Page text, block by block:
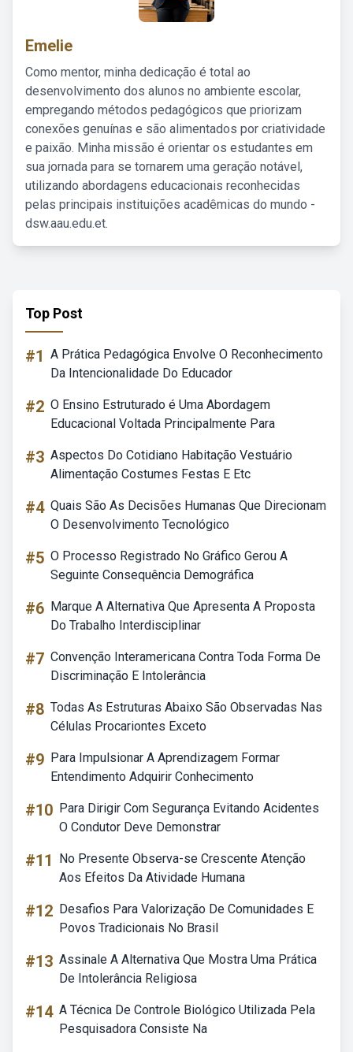
Emelie
Como mentor, minha dedicação é total ao
desenvolvimento dos alunos no ambiente escolar,
empregando métodos pedagógicos que priorizam
conexões genuínas e são alimentados por criatividade
e paixão. Minha missão é orientar os estudantes em
sua jornada para se tornarem uma geração notável,
utilizando abordagens educacionais reconhecidas
pelas principais instituições acadêmicas do mundo -
dsw.aau.edu.et.
Top Post
#1 A Prática Pedagógica Envolve O Reconhecimento
Da Intencionalidade Do Educador
#2 O Ensino Estruturado é Uma Abordagem
Educacional Voltada Principalmente Para
#3 Aspectos Do Cotidiano Habitação Vestuário
Alimentação Costumes Festas E Etc
#4 Quais São As Decisões Humanas Que Direcionam
O Desenvolvimento Tecnológico
#5 O Processo Registrado No Gráfico Gerou A
Seguinte Consequência Demográfica
#6 Marque A Alternativa Que Apresenta A Proposta
Do Trabalho Interdisciplinar
#7 Convenção Interamericana Contra Toda Forma De
Discriminação E Intolerância
#8 Todas As Estruturas Abaixo São Observadas Nas
Células Procariontes Exceto
#9 Para Impulsionar A Aprendizagem Formar
Entendimento Adquirir Conhecimento
#10 Para Dirigir Com Segurança Evitando Acidentes
O Condutor Deve Demonstrar
#11
No Presente Observa-se Crescente Atenção
Aos Efeitos Da Atividade Humana
#12 Desafios Para Valorização De Comunidades E
Povos Tradicionais No Brasil
#13 Assinale A Alternativa Que Mostra Uma Prática
De Intolerância Religiosa
#14 A Técnica De Controle Biológico Utilizada Pela
Pesquisadora Consiste Na